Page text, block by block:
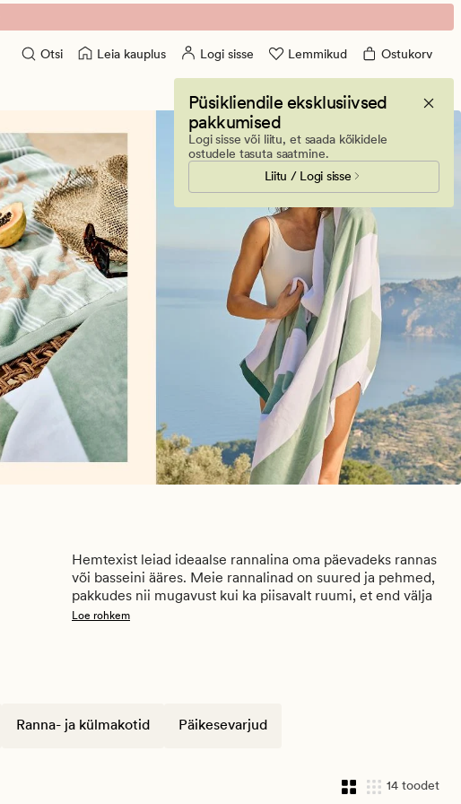
Otsi Leia kauplus Logi sisse Lemmikud Ostukorv
Püsikliendile eksklusiivsed
pakkumised
Logi sisse või liitu, et saada kõikidele
ostudele tasuta saatmine.
Liitu / Logi sisse
Hemtexist leiad ideaalse rannalina oma päevadeks rannas
või basseini ääres. Meie rannalinad on suured ja pehmed,
pakkudes nii mugavust kui ka piisavalt ruumi, et end välja
sirutada. Valikus on lai valik värve ja mustreid –
Loe rohkem
Ranna- ja külmakotid Päikesevarjud
14 toodet